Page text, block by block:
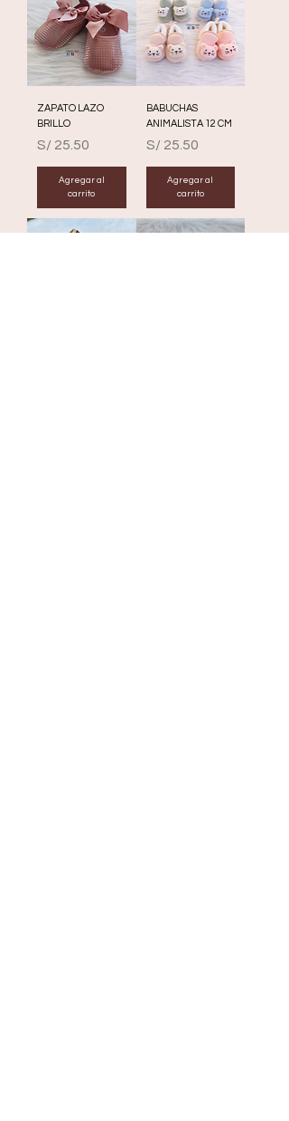
ZAPATO LAZO
BRILLO
Precio
S/ 25.50
Agregar al
carrito
BABUCHAS
ANIMALISTA 12 CM
Precio
S/ 25.50
Agregar al
carrito